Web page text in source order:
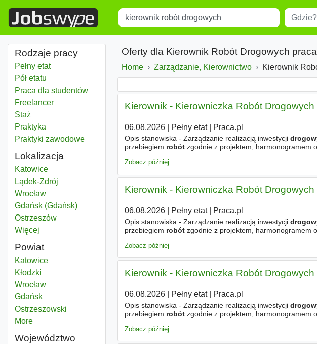
Title
Rodzaje pracy
Pełny etat
Pół etatu
Praca dla studentów
Freelancer
Staż
Praktyka
Praktyki zawodowe
Lokalizacja
Kierownik robót drogowych
Katowice
Kierownik robót drogowych
Lądek-Zdrój
Kierownik robót drogowych
Wrocław
Kierownik robót drogowych
Gdańsk (Gdańsk)
Kierownik robót drogowych
Ostrzeszów
Więcej
Powiat
Kierownik robót drogowych
KatowicePowiat
Kierownik robót drogowych
Kłodzki
Kierownik robót drogowych
WrocławPowiat
Kierownik robót drogowych
GdańskPowiat
Kierownik robót drogowych
Ostrzeszowski
Moredistricts
Województwo
Oferty dla Kierownik Robót Drogowych
Home Zarządzanie, Kierownictwo Kierownik
Kierownik - Kierowniczka Robót Drogowych
06.08.2026| Pełny etat| Praca.pl
Opis stanowiska - Zarządzanie realizacją inwestycji
przebiegiem robótzgodnie z projektem, harmonogramem
Zobacz później
Kierownik - Kierowniczka Robót Drogowych
06.08.2026| Pełny etat| Praca.pl
Opis stanowiska - Zarządzanie realizacją inwestycji
przebiegiem robótzgodnie z projektem, harmonogramem
Zobacz później
Kierownik - Kierowniczka Robót Drogowych
06.08.2026| Pełny etat| Praca.pl
Opis stanowiska - Zarządzanie realizacją inwestycji
przebiegiem robótzgodnie z projektem, harmonogramem
Zobacz później